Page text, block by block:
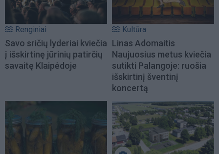
Renginiai
Savo sričių lyderiai kviečia
į išskirtinę jūrinių patirčių
savaitę Klaipėdoje
Kultūra
Linas Adomaitis
Naujuosius metus kviečia
sutikti Palangoje: ruošia
išskirtinį šventinį
koncertą